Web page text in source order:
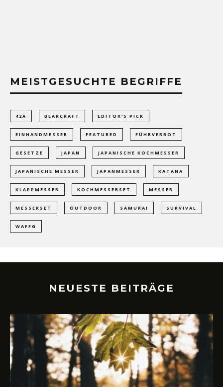
MEISTGESUCHTE BEGRIFFE
42A BEARCRAFT EDITOR'S PICK
EINHANDMESSER FEATURED FÜHRVERBOT
GESETZE JAPAN JAPANISCHE KOCHMESSER
JAPANISCHE MESSER JAPANMESSER KATANA
KLAPPMESSER KOCHMESSERSET MESSER
MESSERSET OUTDOOR SAMURAI SURVIVAL
WAFFG
NEUESTE BEITRÄGE